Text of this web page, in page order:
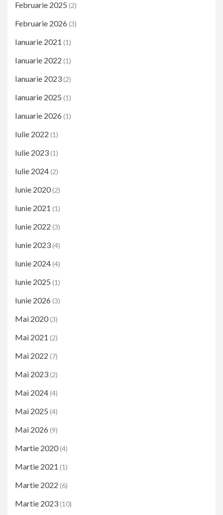
Februarie 2025 (2)
Februarie 2026 (3)
Ianuarie 2021 (1)
Ianuarie 2022 (1)
Ianuarie 2023(2)
Ianuarie 2025 (1)
Ianuarie 2026 (1)
Iulie 2022 (1)
Iulie 2023(1)
Iulie 2024(2)
Iunie 2020(2)
Iunie 2021 (1)
Iunie 2022 (3)
Iunie 2023(4)
Iunie 2024(4)
Iunie 2025 (1)
Iunie 2026 (3)
Mai 2020(3)
Mai 2021 (2)
Mai 2022 (7)
Mai 2023(2)
Mai 2024(4)
Mai 2025 (4)
Mai 2026 (9)
Martie 2020(4)
Martie 2021 (1)
Martie 2022 (6)
Martie 2023(10)